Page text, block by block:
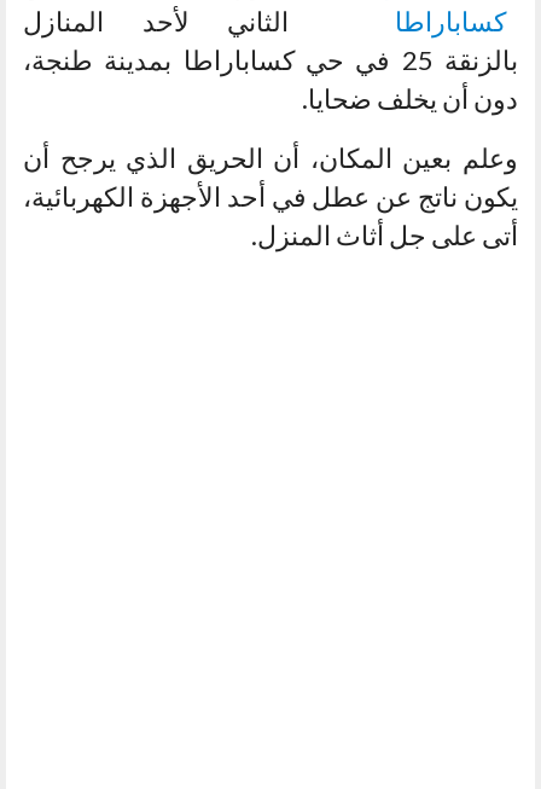
الثاني لأحد المنازل
بالزنقة 25 في حي كساباراطا بمدينة طنجة،
دون أن يخلف ضحايا.
وعلم بعين المكان، أن الحريق الذي يرجح أن
يكون ناتج عن عطل في أحد الأجهزة الكهربائية،
أتى على جل أثاث المنزل.